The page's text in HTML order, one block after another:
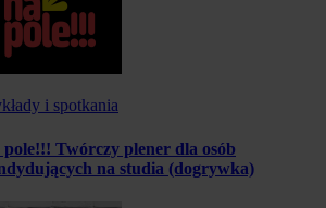
i spotkania
pole!!! Twórczy plener dla osób
na studia (dogrywka)